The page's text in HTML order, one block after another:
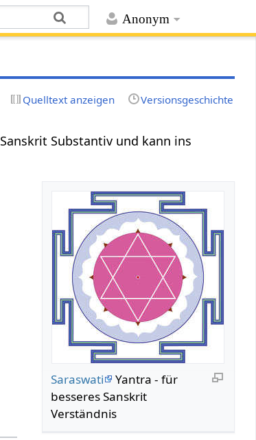
Anonym
Quelltext anzeigen Versionsgeschichte
Sanskrit Substantiv und kann ins
Saraswati
Yantra - für
besseres Sanskrit
Verständnis